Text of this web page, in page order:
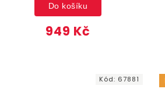
949 Kč
Do košíku
Kód: 67881